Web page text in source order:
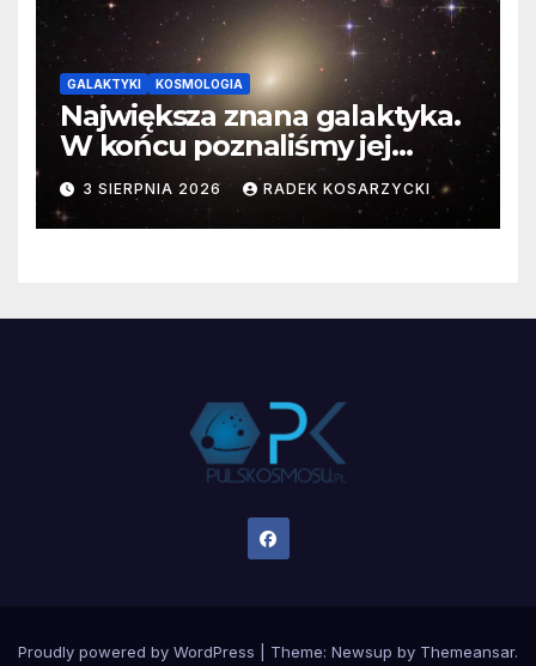
GALAKTYKI KOSMOLOGIA
Największa znana galaktyka.
W końcu poznaliśmy jej
faktyczne wymiary
3 SIERPNIA 2026 RADEK KOSARZYCKI
Proudly powered by WordPress Theme: Newsup by Themeansar.